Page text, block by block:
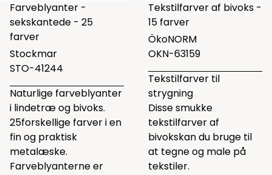
Farveblyanter -
sekskantede - 25
farver
Stockmar
STO-41244
Naturlige farveblyanter
i lindetræ og bivoks.
25forskellige farver i en
fin og praktisk
metalæske.
Farveblyanterne er
Tekstilfarver af bivoks -
15 farver
ÖkoNORM
OKN-63159
Tekstilfarver til
strygning
Disse smukke
tekstilfarver af
bivokskan du bruge til
at tegne og male på
tekstiler.